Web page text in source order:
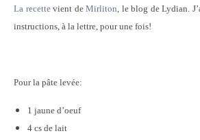
La recettevient de Mirliton, le blog de Lydian.
instructions, à la lettre, pour une fois!
Pour la pâte levée:
1 jaune d’oeuf
4 cs de lait